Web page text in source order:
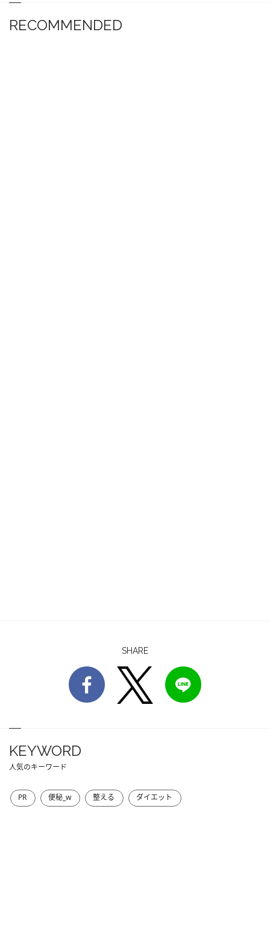
RECOMMENDED
SHARE
KEYWORD
人気のキーワード
PR 便秘_w 整える ダイエット